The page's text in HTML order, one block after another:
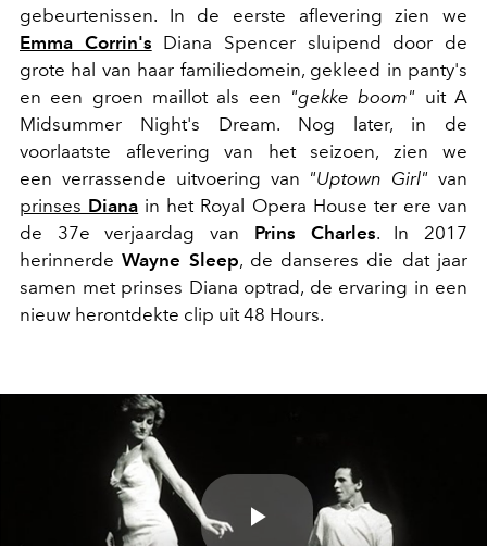
gebeurtenissen. In de eerste aflevering zien we
Emma Corrin's Diana Spencer sluipend door de
grote hal van haar familiedomein, gekleed in panty's
en een groen maillot als een "gekke boom" uit A
Midsummer Night's Dream. Nog later, in de
voorlaatste aflevering van het seizoen, zien we
een verrassende uitvoering van "Uptown Girl" van
prinses Diana in het Royal Opera House ter ere van
de 37e verjaardag van Prins Charles. In 2017
herinnerdeWayne Sleep, de danseres die dat jaar
samen met prinses Diana optrad, de ervaring in een
nieuw herontdekte clip uit 48 Hours.